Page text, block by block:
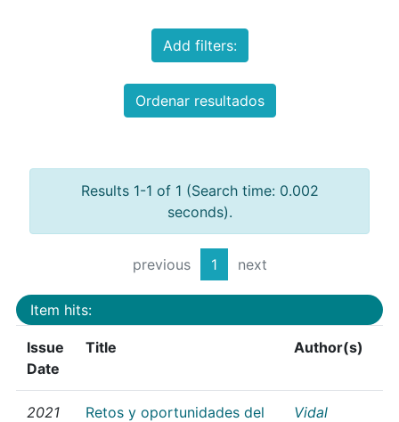
Add filters:
Ordenar resultados
Results 1-1 of 1 (Search time: 0.002
seconds).
previous 1 next
Item hits:
Issue
Date
Title Author(s)
2021
Retos y oportunidades del
Vidal